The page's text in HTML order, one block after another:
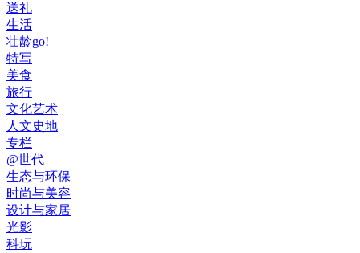
送礼
生活
壮龄go!
特写
美食
旅行
文化艺术
人文史地
专栏
@世代
生态与环保
时尚与美容
设计与家居
光影
科玩